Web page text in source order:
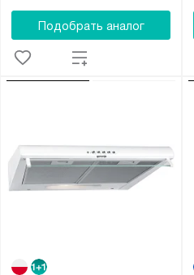
Подобрать аналог